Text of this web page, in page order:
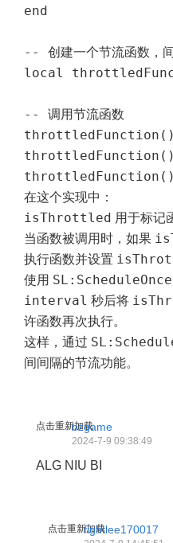
end
-- 创建一个节流函数，
local
-- 调用节流函数
throttledFunction()
throttledFunction()
throttledFunction()
在这个实现中：
isThrottled 用于标记
当函数被调用时，如果
执行函数并设置
使用 SL:ScheduleOnce
interval 秒后将
许函数再次执行。
这样，通过
间间隔的节流功能。
点击重新加载bzgame
2024-7-9 09:38:49
ALG NIU BI
点击重新加载fightlee170017